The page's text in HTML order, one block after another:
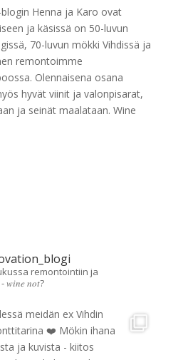
Henna ja Karo ovat
ja käsissä on 50-luvun
70-luvun mökki Vihdissä ja
remontoimme
Olennaisena osana
hyvät viinit ja valonpisarat,
ja seinät maalataan. Wine
remontointiin ja
𝑛𝑜𝑡?